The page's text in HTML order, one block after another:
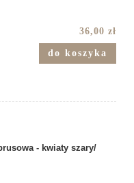
36,00 zł
do koszyka
- kwiaty szary/